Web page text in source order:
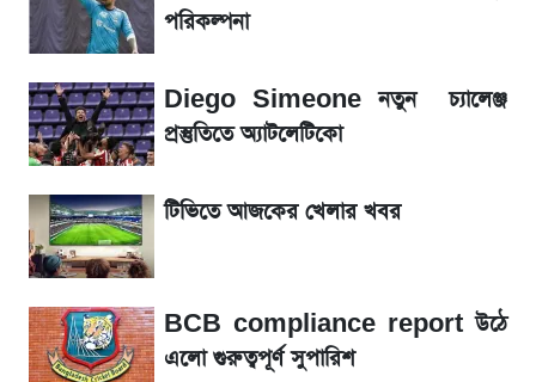
আগামী ৪ দিনের আবহাওয়া নিয়ে বড় সতর্কবার্তা
লিটনকে নিয়ে টিম ম্যানেজমেন্টের নতুন পরিকল্পনা
আগামীকালই স্পষ্ট হবে এসএসসি ফল প্রকাশের
তারিখ
ঘোষ
পরিকল্পনা
Diego Simeone নতুন চ্যালেঞ্জ
প্রস্তুতিতে অ্যাটলেটিকো
টিভিতে আজকের খেলার খবর
BCB compliance report উঠে
এলো গুরুত্বপূর্ণ সুপারিশ